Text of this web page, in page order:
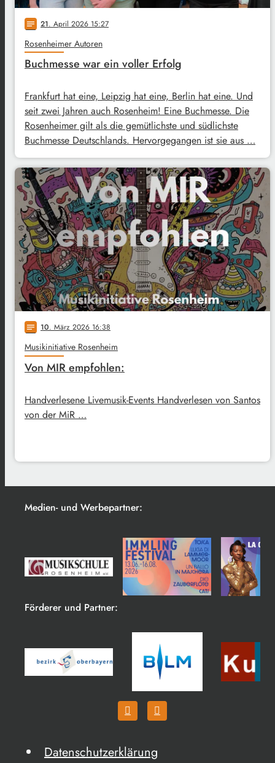
notes 21. April 2026 15:27
Rosenheimer Autoren
Buchmesse war ein voller Erfolg
Frankfurt hat eine, Leipzig hat eine, Berlin hat eine. Und
seit zwei Jahren auch Rosenheim! Eine Buchmesse. Die
Rosenheimer gilt als die gemütlichste und südlichste
Buchmesse Deutschlands. Hervorgegangen ist sie aus …
notes 10. März 2026 16:38
Musikinitiative Rosenheim
Von MIR empfohlen:
Handverlesene Livemusik-Events Handverlesen von Santos
von der MiR …
Medien- und Werbepartner:
Förderer und Partner:
Datenschutzerklärung